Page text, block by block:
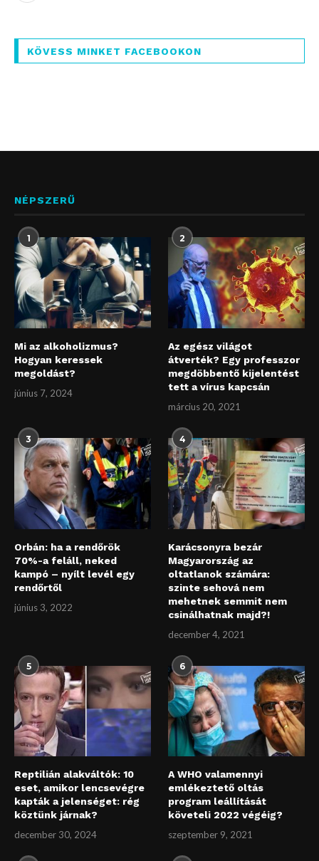
KÖVESS MINKET FACEBOOKON
NÉPSZERŰ
1
Mi az alkoholizmus?
Hogyan keressek
megoldást?
június 7, 2024
2
Az egész világot
átverték? Egy professzor
megdöbbentő kijelentést
tett a vírus kapcsán
március 20, 2021
3
Orbán: ha a rendőrök
70%-a feláll, neked
kampó – nyílt levél egy
rendőrtől
június 3, 2022
4
Karácsonyra bezár
Magyarország az
oltatlanok számára:
szinte sehová nem
mehetnek semmit nem
csinálhatnak majd?!
december 4, 2021
5
Reptilián alakváltók: 10
eset, amikor lencsevégre
kapták a jelenséget: rég
köztünk járnak?
december 30, 2024
6
A WHO valamennyi
emlékeztető oltás
program leállítását
követeli 2022 végéig?
szeptember 9, 2021